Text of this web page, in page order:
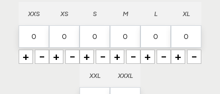
XXS
+ -
XS
+ -
S
+ -
M
+ -
L
+ -
XL
+ -
XXL XXXL